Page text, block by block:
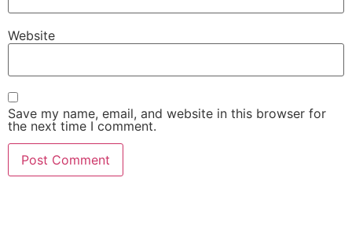
Website
Save my name, email, and website in this browser for
the next time I comment.